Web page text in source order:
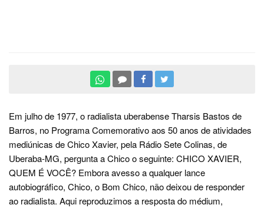
Em julho de 1977, o radialista uberabense Tharsis Bastos de
Barros, no Programa Comemorativo aos 50 anos de atividades
mediúnicas de Chico Xavier, pela Rádio Sete Colinas, de
Uberaba-MG, pergunta a Chico o seguinte: CHICO XAVIER,
QUEM É VOCÊ? Embora avesso a qualquer lance
autobiográfico, Chico, o Bom Chico, não deixou de responder
ao radialista. Aqui reproduzimos a resposta do médium,